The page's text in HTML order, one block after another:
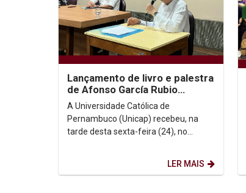
Lançamento de livro e palestra
de Afonso García Rubio
promovem reflexão sobre fé,
Igreja e esperança
A Universidade Católica de
Pernambuco (Unicap) recebeu, na
tarde desta sexta-feira (24), no
LER MAIS